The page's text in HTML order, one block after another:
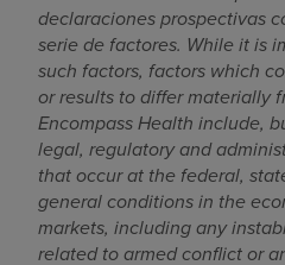
declaraciones prospectivas
serie de factores. While it is
such factors, factors which
or results to differ materially
Encompass Health include,
legal, regulatory and
that occur at the federal,
general conditions in the
markets, including any
related to armed conflict or